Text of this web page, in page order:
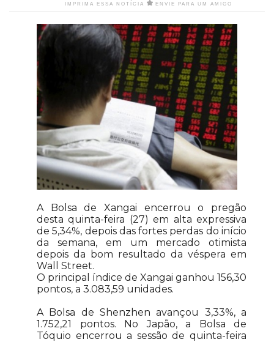
IMPRIMA ESSA NOTÍCIA ENVIE PARA UM AMIGO
A Bolsa de Xangai encerrou o pregão
desta quinta-feira (27) em alta expressiva
de 5,34%, depois das fortes perdas do início
da semana, em um mercado otimista
depois da bom resultado da véspera em
Wall Street.
O principal índice de Xangai ganhou 156,30
pontos, a 3.083,59 unidades.
A Bolsa de Shenzhen avançou 3,33%, a
1.752,21 pontos. No Japão, a Bolsa de
Tóquio encerrou a sessão de quinta-feira